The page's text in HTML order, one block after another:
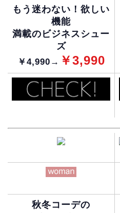
もう迷わない！欲しい
機能
満載のビジネスシュー
ズ
￥4,990→ ￥3,990
秋冬コーデの